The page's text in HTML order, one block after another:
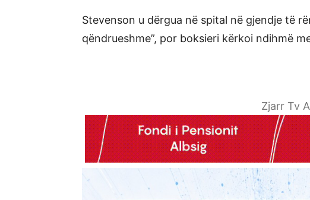
Stevenson u dërgua në spital në gjendje të
qëndrueshme”, por boksieri kërkoi ndihmë
Zjarr Tv